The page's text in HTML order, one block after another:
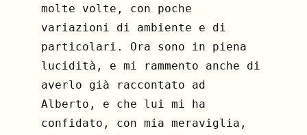
molte volte, con poche
variazioni di ambiente e di
particolari. Ora sono in piena
lucidità, e mi rammento anche di
averlo già raccontato ad
Alberto, e che lui mi ha
confidato, con mia meraviglia,